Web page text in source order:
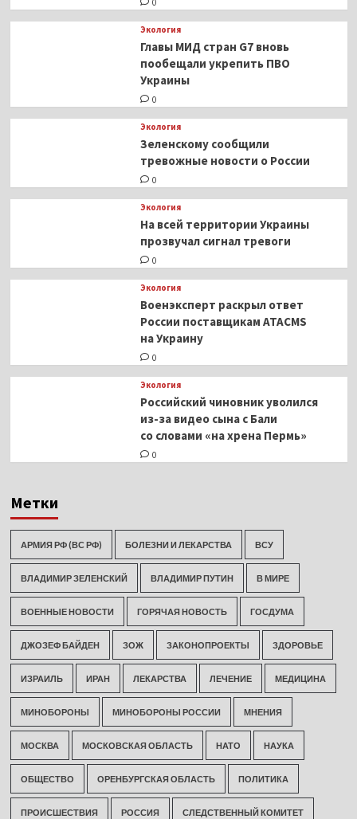
0
Экология
Главы МИД стран G7 вновь
пообещали укрепить ПВО
Украины
0
Экология
Зеленскому сообщили
тревожные новости о России
0
Экология
На всей территории Украины
прозвучал сигнал тревоги
0
Экология
Военэксперт раскрыл ответ
России поставщикам ATACMS
на Украину
0
Экология
Российский чиновник уволился
из-за видео сына с Бали
со словами «на хрена Пермь»
0
Метки
АРМИЯ РФ (ВС РФ) БОЛЕЗНИ И ЛЕКАРСТВА ВСУ
ВЛАДИМИР ЗЕЛЕНСКИЙ ВЛАДИМИР ПУТИН В МИРЕ
ВОЕННЫЕ НОВОСТИ ГОРЯЧАЯ НОВОСТЬ ГОСДУМА
ДЖОЗЕФ БАЙДЕН ЗОЖ ЗАКОНОПРОЕКТЫ ЗДОРОВЬЕ
ИЗРАИЛЬ ИРАН ЛЕКАРСТВА ЛЕЧЕНИЕ МЕДИЦИНА
МИНОБОРОНЫ МИНОБОРОНЫ РОССИИ МНЕНИЯ
МОСКВА МОСКОВСКАЯ ОБЛАСТЬ НАТО НАУКА
ОБЩЕСТВО ОРЕНБУРГСКАЯ ОБЛАСТЬ ПОЛИТИКА
ПРОИСШЕСТВИЯ РОССИЯ СЛЕДСТВЕННЫЙ КОМИТЕТ